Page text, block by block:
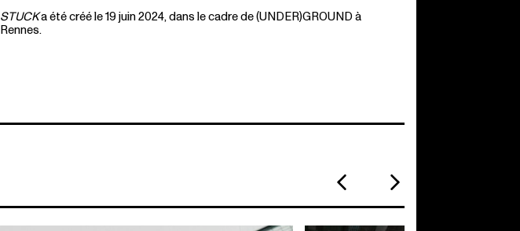
STUCKa été créé le 19 juin 2024, dans le cadre de (UNDER)GROUND à
Rennes.